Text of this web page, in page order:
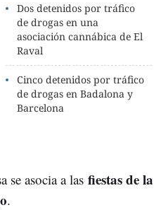
Dos detenidos por tráfico
de drogas en una
asociación cannábica de El
Raval
Cinco detenidos por tráfico
de drogas en Badalona y
Barcelona
se asocia a las fiestas de la
.